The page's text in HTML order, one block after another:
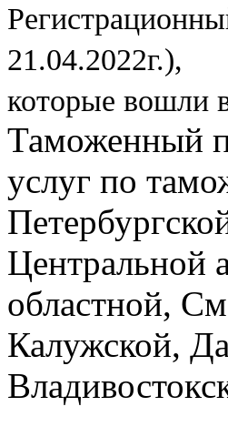
21.04.2022г.),
которые вошли
Таможенный
услуг по
Центральной
областной,
Калужской,